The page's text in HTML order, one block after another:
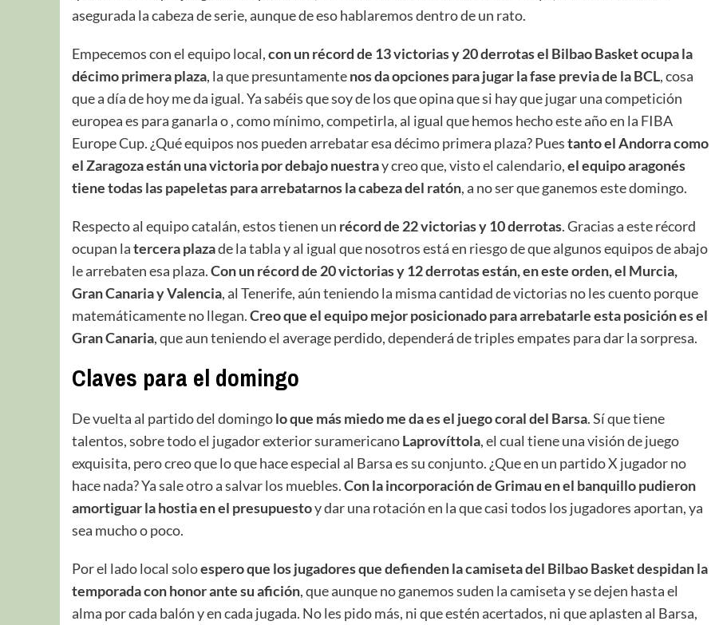
asegurada la cabeza de serie, aunque de eso hablaremos dentro de un rato.
Empecemos con el equipo local,con un récord de 13 victorias y 20 derrotas el Bilbao Basket ocupa la
décimo primera plaza, la que presuntamentenos da opciones para jugar la fase previa de la BCL, cosa
que a día de hoy me da igual. Ya sabéis que soy de los que opina que si hay que jugar una competición
europea es para ganarla o , como mínimo, competirla, al igual que hemos hecho este año en la FIBA
Europe Cup. ¿Qué equipos nos pueden arrebatar esa décimo primera plaza? Puestanto el Andorra como
el Zaragoza están una victoria por debajo nuestray creo que, visto el calendario,el equipo aragonés
tiene todas las papeletas para arrebatarnos la cabeza del ratón, a no ser que ganemos este domingo.
Respecto al equipo catalán, estos tienen un récord de 22 victorias y 10 derrotas. Gracias a este récord
ocupan latercera plazade la tabla y al igual que nosotros está en riesgo de que algunos equipos de abajo
le arrebaten esa plaza.Con un récord de 20 victorias y 12 derrotas están, en este orden, el Murcia,
Gran Canaria y Valencia, al Tenerife, aún teniendo la misma cantidad de victorias no les cuento porque
matemáticamente no llegan.Creo que el equipo mejor posicionado para arrebatarle esta posición es el
Gran Canaria, que aun teniendo el average perdido, dependerá de triples empates para dar la sorpresa.
Claves para el domingo
De vuelta al partido del domingolo que más miedo me da es el juego coral del Barsa. Sí que tiene
talentos, sobre todo el jugador exterior suramericanoLaprovíttola, el cual tiene una visión de juego
exquisita, pero creo que lo que hace especial al Barsa es su conjunto. ¿Que en un partido X jugador no
hace nada? Ya sale otro a salvar los muebles.Con la incorporación de Grimau en el banquillo pudieron
amortiguar la hostia en el presupuestoy dar una rotación en la que casi todos los jugadores aportan, ya
sea mucho o poco.
Por el lado local soloespero que los jugadores que defienden la camiseta del Bilbao Basket despidan la
temporada con honor ante su afición, que aunque no ganemos suden la camiseta y se dejen hasta el
alma por cada balón y en cada jugada. No les pido más, ni que estén acertados, ni que aplasten al Barsa,
sus cambios. Cambio que...